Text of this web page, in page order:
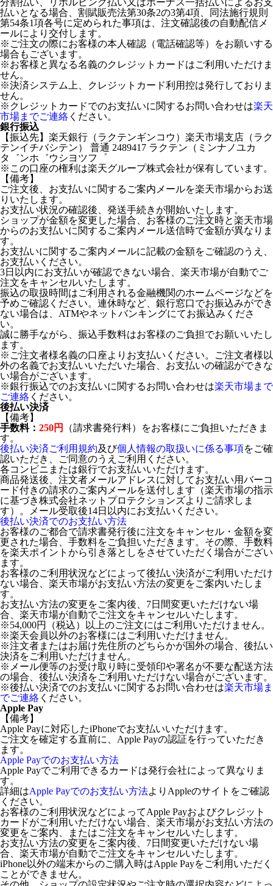
分割払い、リボルビング払い又はボーナス一括払いによるお支
払いとなる場合、割賦販売法第30条2の3第4項、同法施行規則
第54条1項各号に定められた事項は、注文確認後の自動配信メ
ールにより交付します。
※ご注文の際にお客様の本人確認（電話確認等）をお願いする
場合もございます。
※お客様と異なる名義のクレジットカードはご利用いただけま
せん。
※決済システム上、クレジットカード利用控は発行しておりま
せん。
※クレジットカードでのお支払いに関するお問い合わせは楽天
市場までご連絡 ください。
銀行振込
【振込先】楽天銀行（ラクテンギンコウ）楽天市場支店（ラク
テンイチバシテン） 普通 2489417 ラクテン（ミンナノユカ
タ゛ンホ゛ウシヨツフ゜
※この口座の権利は楽天グループ株式会社が保有しています。
【備考】
ご注文後、お支払いに関するご案内メールを楽天市場からお送
りいたします。
お支払い状況の確認後、発送手続きが開始いたします。
ショップが金額を変更した場合、お客様のご注文時と楽天市場
からのお支払いに関するご案内メール送信時で金額が異なりま
す。
お支払いに関するご案内メールに記載の金額をご確認のうえ、
お支払いください。
3日以内にお支払いが確認できない場合、楽天市場が自動でご
注文をキャンセルいたします。
振込の取扱時間はご利用される金融機関のホームページなどを
予めご確認ください。連休時など、銀行窓口でお振込みができ
ない場合は、ATMやネットバンキングにてお振込みくださ
い。
誠に勝手ながら、振込手数料はお客様のご負担でお願いいたし
ます。
※ご注文者様名義の口座よりお支払いください。ご注文者様以
外の名義でお支払いいただいた場合、お支払いの確認ができな
い場合がございます。
※銀行振込でのお支払いに関するお問い合わせは楽天市場まで
ご連絡 ください。
後払い決済
【備考】
手数料： 250円
（請求書発行料）をお客様にご負担いただきま
す。
後払い決済ご利用規約及び個人情報の取扱いに係る事項をご確
認いただき、ご同意のうえご利用ください。
各コンビニまたは銀行でお支払いいただけます。
商品発送後、注文者メールアドレスに対してお支払い用バーコ
ード付きの請求のご案内メールを送付します（楽天市場の指示
に基づき株式会社ネットプロテクションズよりご請求しま
す）。メール受取後14日以内にお支払いください。
後払い決済でのお支払い方法
お客様のご都合で請求書発行後に注文をキャンセル・金額を変
更された場合、手数料をご負担いただきます。その際、手数料
を楽天ポイントから引き落としをさせていただく場合がござい
ます。
お客様のご利用状況などによって後払い決済がご利用いただけ
ない場合、楽天市場がお支払い方法の変更をご案内いたしま
す。
お支払い方法の変更をご案内後、7日間変更いただけない場
合、楽天市場が自動でご注文をキャンセルいたします。
※54,000円（税込）以上のご注文にはご利用いただけません。
※楽天会員以外のお客様にはご利用いただけません。
※注文者またはお届け先住所のどちらかが国外の場合、後払い
決済をご利用いただけません。
※メール便等のお受け取り時に受領印や署名が不要な配送方法
の場合、後払い決済をご利用いただけない場合がございます。
※後払い決済でのお支払いに関するお問い合わせは楽天市場ま
でご連絡 ください。
Apple Pay
【備考】
Apple Payに対応したiPhoneでお支払いいただけます。
ご注文を確定する直前に、Apple Payの認証を行っていただき
ます。
Apple Payでのお支払い方法
Apple Payでご利用できるカードは発行会社によって異なりま
す。
詳細はApple Payでのお支払い方法よりAppleのサイトをご確認
ください。
お客様のご利用状況などによってApple Payおよびクレジット
カードがご利用いただけない場合、楽天市場がお支払い方法の
変更をご案内、またはご注文をキャンセルいたします。
お支払い方法の変更をご案内後、7日間変更いただけない場
合、楽天市場が自動でご注文をキャンセルいたします。
iPhone以外の端末からのご購入時はApple Payをご利用いただく
ことができません。